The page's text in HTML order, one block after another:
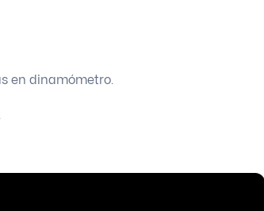
en dinamómetro.